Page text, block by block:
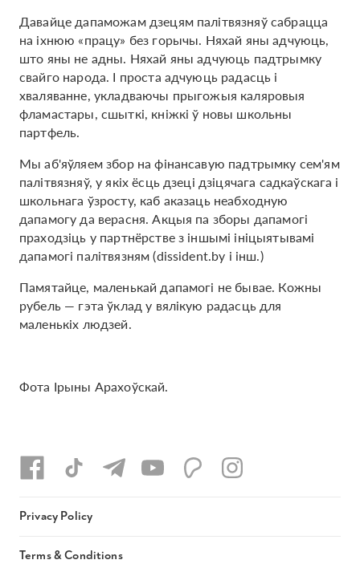
Давайце дапаможам дзецям палітвязняў сабрацца
на іхнюю «працу» без горычы. Няхай яны адчуюць,
што яны не адны. Няхай яны адчуюць падтрымку
свайго народа. І проста адчуюць радасць і
хваляванне, укладваючы прыгожыя каляровыя
фламастары, сшыткі, кніжкі ў новы школьны
партфель.
Мы аб'яўляем збор на фінансавую падтрымку сем'ям
палітвязняў, у якіх ёсць дзеці дзіцячага садкаўскага і
школьнага ўзросту, каб аказаць неабходную
дапамогу да верасня. Акцыя па зборы дапамогі
праходзіць у партнёрстве з іншымі ініцыятывамі
дапамогі палітвязням (dissident.by і інш.)
Памятайце, маленькай дапамогі не бывае. Кожны
рубель — гэта ўклад у вялікую радасць для
маленькіх людзей.
Фота Ірыны Арахоўскай.
Privacy Policy
Terms & Conditions